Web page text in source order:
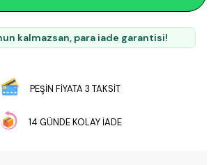
kalmazsan, para iade garantisi!
PEŞİN FİYATA 3 TAKSİT
14 GÜNDE KOLAY İADE